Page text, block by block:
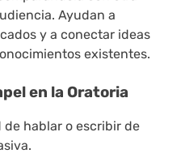
Ayudan a
y a conectar ideas
existentes.
en la Oratoria
de hablar o escribir de